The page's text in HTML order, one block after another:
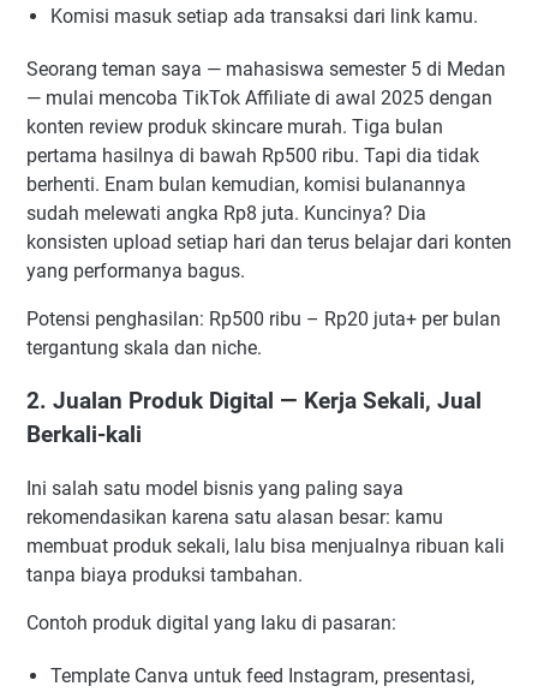
Komisi masuk setiap ada transaksi dari link kamu.
Seorang teman saya — mahasiswa semester 5 di Medan
— mulai mencoba TikTok Affiliate di awal 2025 dengan
konten review produk skincare murah. Tiga bulan
pertama hasilnya di bawah Rp500 ribu. Tapi dia tidak
berhenti. Enam bulan kemudian, komisi bulanannya
sudah melewati angka Rp8 juta. Kuncinya? Dia
konsisten upload setiap hari dan terus belajar dari konten
yang performanya bagus.
Potensi penghasilan: Rp500 ribu – Rp20 juta+ per bulan
tergantung skala dan niche.
2. Jualan Produk Digital — Kerja Sekali, Jual
Berkali-kali
Ini salah satu model bisnis yang paling saya
rekomendasikan karena satu alasan besar: kamu
membuat produk sekali, lalu bisa menjualnya ribuan kali
tanpa biaya produksi tambahan.
Contoh produk digital yang laku di pasaran:
Template Canva untuk feed Instagram, presentasi,